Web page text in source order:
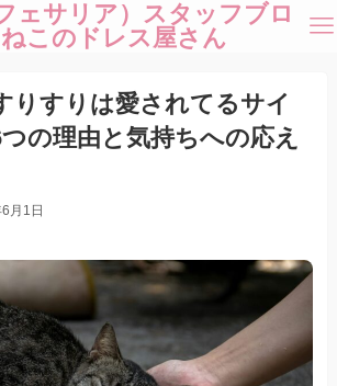
ェサリア）スタッフブロ
このドレス屋さん
りすりは愛されてるサイ
の理由と気持ちへの応え
月1日